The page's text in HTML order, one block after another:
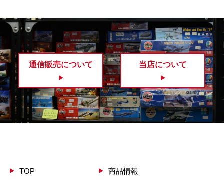
通信販売について 当店について
TOP 商品情報